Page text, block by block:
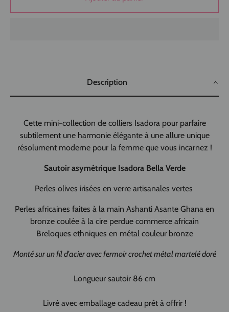
Description
Cette mini-collection de colliers Isadora pour parfaire
subtilement une harmonie élégante à une allure unique
résolument moderne pour la femme que vous incarnez !
Sautoir asymétrique Isadora Bella Verde
Perles olives irisées en verre artisanales vertes
Perles africaines faites à la main Ashanti Asante Ghana en
bronze coulée à la cire perdue commerce africain
Breloques ethniques en métal couleur bronze
Monté sur un fil d'acier avec fermoir crochet métal martelé doré
Longueur sautoir 86 cm
Livré avec emballage cadeau prêt à offrir !